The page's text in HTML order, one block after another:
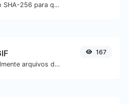
Gere um hash SHA-256 para qualquer entrada de texto.
Converta facilmente arquivos de imagem JPG para GIF.
167